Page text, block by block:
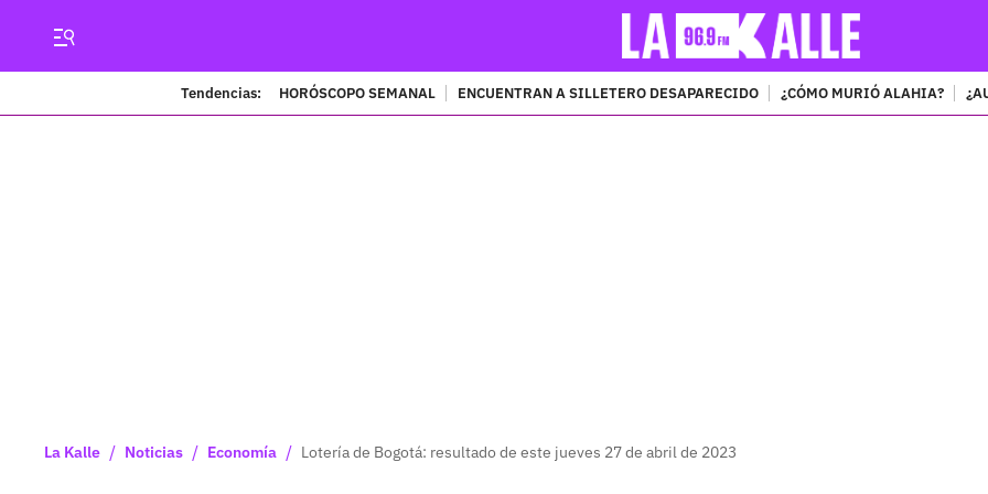
Tendencias: HORÓSCOPO SEMANAL ENCUENTRAN A SILLETERO DESAPARECIDO ¿CÓMO MURIÓ ALAHIA?
La Kalle / Noticias / Economía / Lotería de Bogotá: resultado de este jueves 27 de abril de 2023